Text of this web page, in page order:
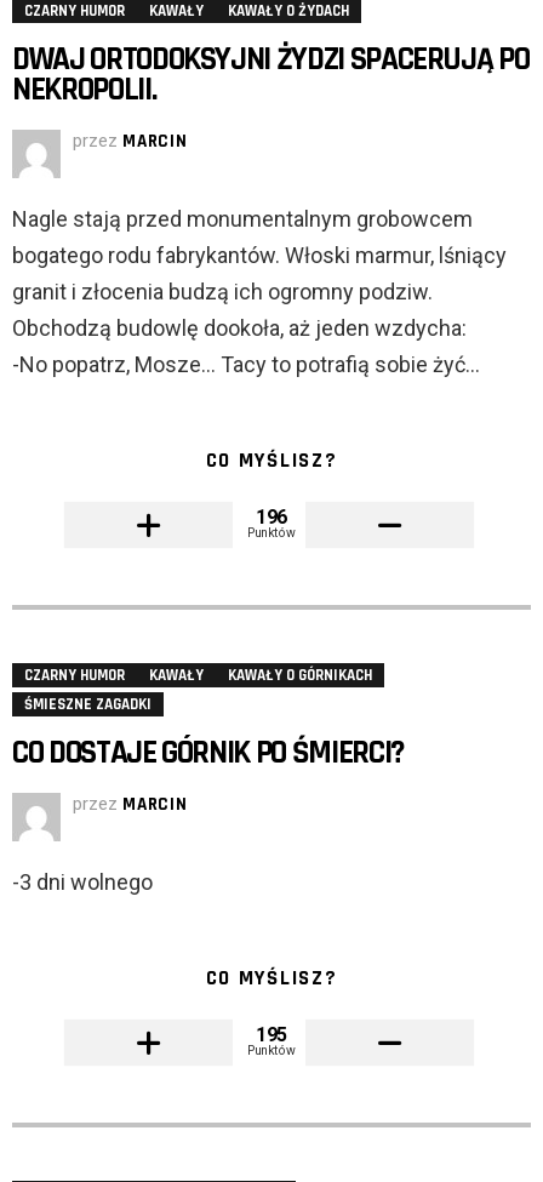
CZARNY HUMOR KAWAŁY KAWAŁY O ŻYDACH
DWAJ ORTODOKSYJNI ŻYDZI SPACERUJĄ PO
NEKROPOLII.
przez MARCIN
Nagle stają przed monumentalnym grobowcem
bogatego rodu fabrykantów. Włoski marmur, lśniący
granit i złocenia budzą ich ogromny podziw.
Obchodzą budowlę dookoła, aż jeden wzdycha:
-No popatrz, Mosze… Tacy to potrafią sobie żyć…
CO MYŚLISZ?
196
Punktów
CZARNY HUMOR KAWAŁY
KAWAŁY O GÓRNIKACH
ŚMIESZNE ZAGADKI
CO DOSTAJE GÓRNIK PO ŚMIERCI?
przez MARCIN
-3 dni wolnego
CO MYŚLISZ?
195
Punktów